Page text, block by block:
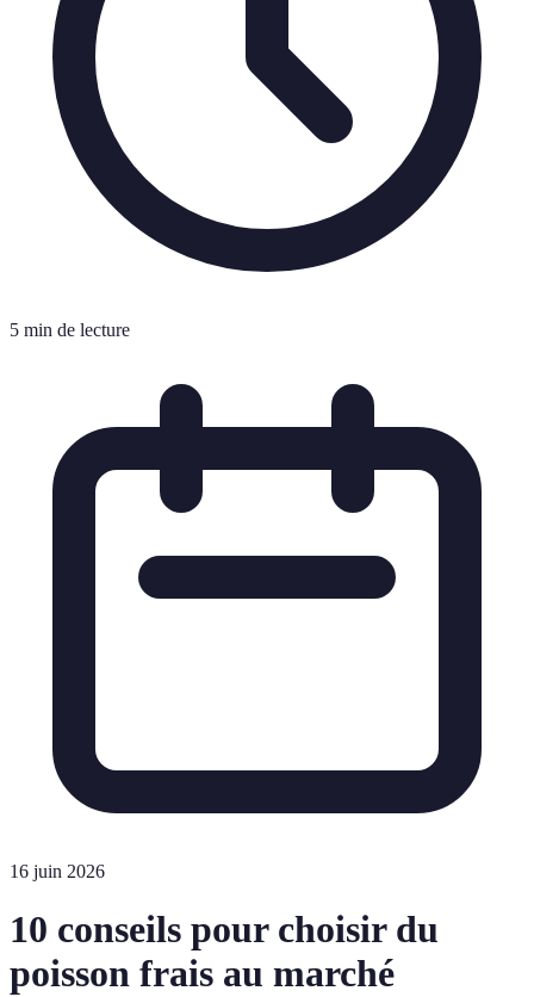
5 min de lecture
16 juin 2026
10 conseils pour choisir du
poisson frais au marché